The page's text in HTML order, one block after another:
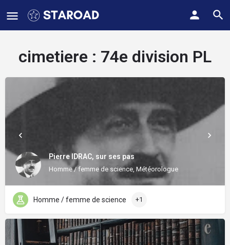
cimetiere : 74e division PL
Pierre IDRAC, sur ses pas
Homme / femme de science, Météorologue
Homme / femme de science +1